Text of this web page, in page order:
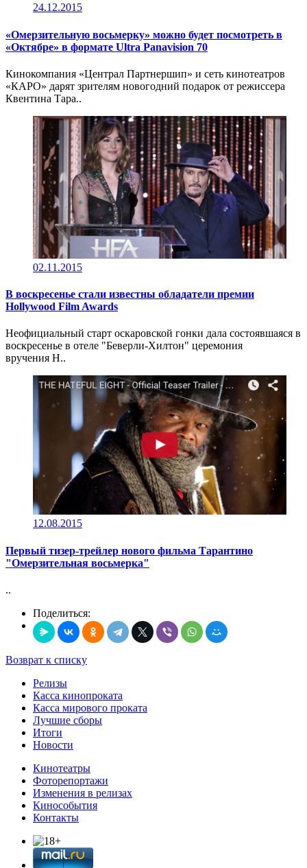
24.12.2015
«Омерзительную восьмерку» можно будет посмотреть в
«Октябре» в формате Ultra Panavision 70
Кинокомпания «Централ Партнершип» и сеть кинотеатров
«КАРО» дарят зрителям новогодний подарок от режиссера
Квентина Тара..
02.11.2015
В воскресенье стали известны обладатели премии
Hollywood Film Awards
Неофициальный старт оскаровской гонки дала состоявшаяся в
воскресенье в отеле "Беверли-Хилтон" церемония
вручения H..
12.08.2015
Первый тизер-трейлер нового фильма Тарантино
"Омерзительная восьмерка"
..
Поделиться:
Возврат к списку
Релизы
Касса кинопроката
Касса мирового проката
Лучшие сборы
Итоги
Новости
Кинотеатры
Фоторепортажи
Изменения в релизах
Кинособытия
Контакты